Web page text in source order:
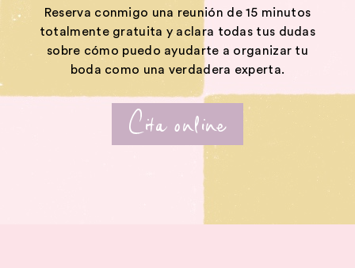
Reserva conmigo una reunión de 15 minutos
totalmente gratuita y aclara todas tus dudas
sobre cómo puedo ayudarte a organizar tu
boda como una verdadera experta.
Cita online